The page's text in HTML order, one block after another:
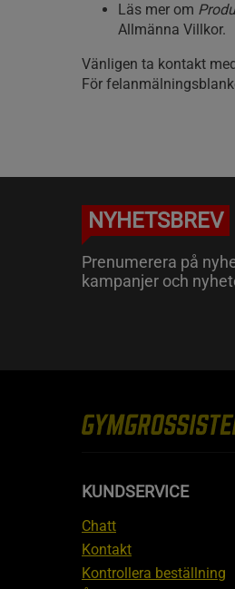
Läs mer om
Allmänna Villkor.
Vänligen ta kontakt
För
NYHETSBREV
Prenumerera på
kampanjer och
KUNDSERVICE
Chatt
Kontakt
Kontrollera beställning